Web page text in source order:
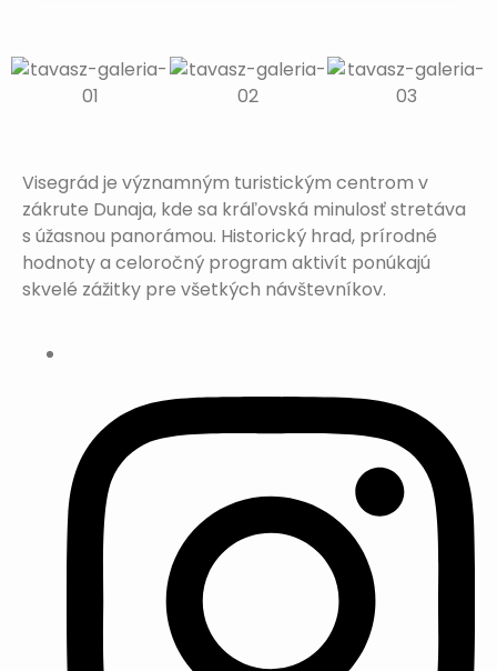
Visegrád je významným turistickým centrom v
zákrute Dunaja, kde sa kráľovská minulosť stretáva
s úžasnou panorámou. Historický hrad, prírodné
hodnoty a celoročný program aktivít ponúkajú
skvelé zážitky pre všetkých návštevníkov.